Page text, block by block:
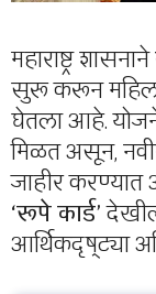
महाराष्ट्र शासनाने
सुरू करून
घेतला आहे.
मिळत असून,
जाहीर
‘रूपे कार्ड’
आर्थिकदृष्ट्या